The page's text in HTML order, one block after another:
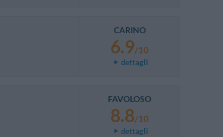
CARINO
6.9/10
dettagli
FAVOLOSO
8.8/10
dettagli